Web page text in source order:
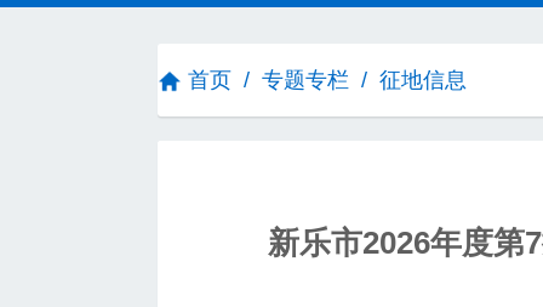
首页 / 专题专栏 / 征地信息
新乐市2026年度第